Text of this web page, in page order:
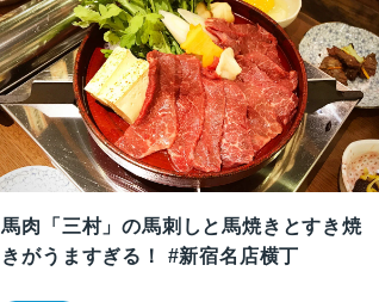
馬肉「三村」の馬刺しと馬焼きとすき焼
きがうますぎる！ #新宿名店横丁